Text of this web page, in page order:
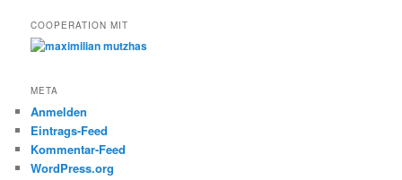
COOPERATION MIT
META
Anmelden
Eintrags-Feed
Kommentar-Feed
WordPress.org